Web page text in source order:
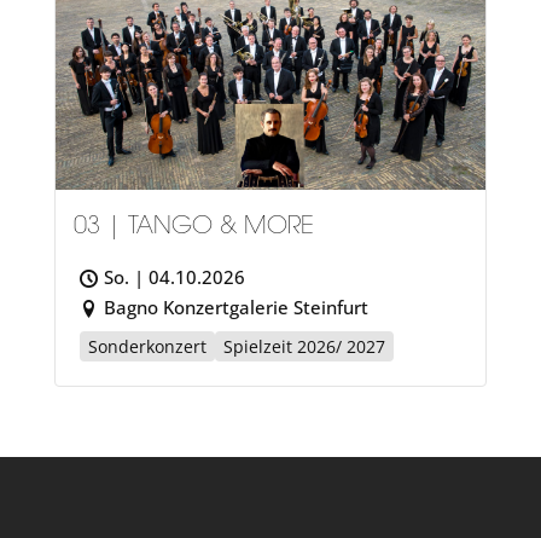
03 | TANGO & MORE
So. | 04.10.2026
Bagno Konzertgalerie Steinfurt
Sonderkonzert Spielzeit 2026/ 2027